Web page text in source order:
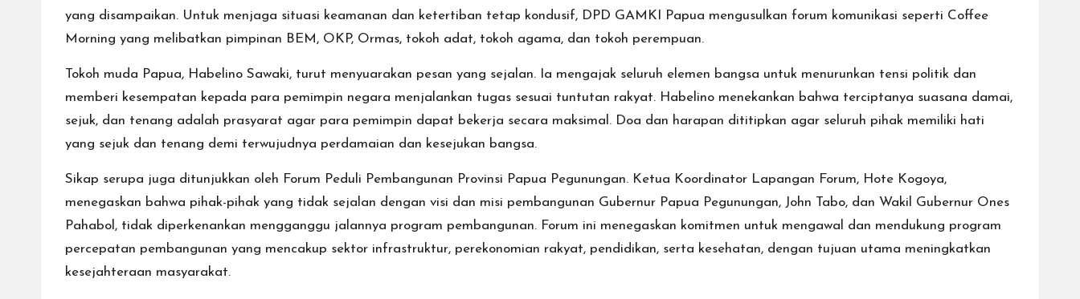
yang disampaikan. Untuk menjaga situasi keamanan dan ketertiban tetap kondusif, DPD GAMKI Papua mengusulkan forum komunikasi seperti Coffee
Morning yang melibatkan pimpinan BEM, OKP, Ormas, tokoh adat, tokoh agama, dan tokoh perempuan.
Tokoh muda Papua, Habelino Sawaki, turut menyuarakan pesan yang sejalan. Ia mengajak seluruh elemen bangsa untuk menurunkan tensi politik dan
memberi kesempatan kepada para pemimpin negara menjalankan tugas sesuai tuntutan rakyat. Habelino menekankan bahwa terciptanya suasana damai,
sejuk, dan tenang adalah prasyarat agar para pemimpin dapat bekerja secara maksimal. Doa dan harapan dititipkan agar seluruh pihak memiliki hati
yang sejuk dan tenang demi terwujudnya perdamaian dan kesejukan bangsa.
Sikap serupa juga ditunjukkan oleh Forum Peduli Pembangunan Provinsi Papua Pegunungan. Ketua Koordinator Lapangan Forum, Hote Kogoya,
menegaskan bahwa pihak-pihak yang tidak sejalan dengan visi dan misi pembangunan Gubernur Papua Pegunungan, John Tabo, dan Wakil Gubernur Ones
Pahabol, tidak diperkenankan mengganggu jalannya program pembangunan. Forum ini menegaskan komitmen untuk mengawal dan mendukung program
percepatan pembangunan yang mencakup sektor infrastruktur, perekonomian rakyat, pendidikan, serta kesehatan, dengan tujuan utama meningkatkan
kesejahteraan masyarakat.